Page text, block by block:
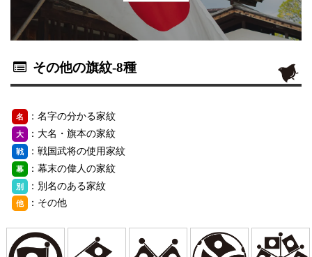
その他の旗紋-8種
名 ：名字の分かる家紋
大 ：大名・旗本の家紋
戦 ：戦国武将の使用家紋
幕 ：幕末の偉人の家紋
別 ：別名のある家紋
他 ：その他